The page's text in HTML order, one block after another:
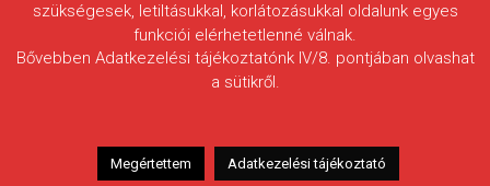
Oláh Imre
Halfaj: Süllő
Fogott hal adatai: 8,75 kg / 88 cm
szükségesek, letiltásukkal, korlátozásukkal oldalunk egyes
funkciói elérhetetlenné válnak.
Bővebben Adatkezelési tájékoztatónk IV/8. pontjában olvashat
a sütikről.
Megértettem Adatkezelési tájékoztató